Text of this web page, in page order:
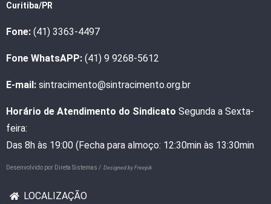
Curitiba/PR
Fone: (41) 3363-4497
Fone WhatsAPP: (41) 9 9268-5612
E-mail: sintracimento@sintracimento.org.br
Horário de Atendimento do Sindicato Segunda a Sexta-
feira:
Das 8h às 19:00 (Fecha para almoço: 12:30min às 13:30min
Desenvolvido por Direta Sistemas / Designed by Freepik
LOCALIZAÇÃO